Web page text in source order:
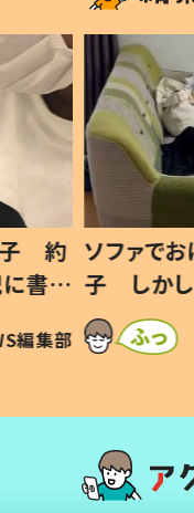
子 約
書い
編集部
ソファで
子 しかし
すべてを
いから許す